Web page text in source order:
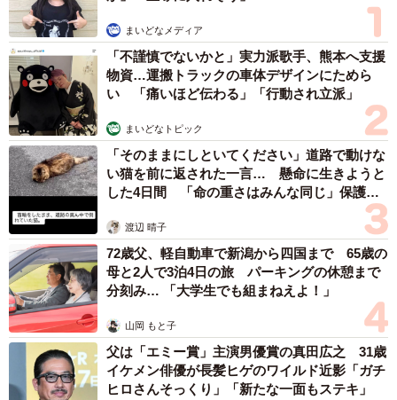
まいどなメディア
「不謹慎でないかと」実力派歌手、熊本へ支援
物資…運搬トラックの車体デザインにためら
い 「痛いほど伝わる」「行動され立派」
まいどなトピック
「そのままにしといてください」道路で動けな
い猫を前に返された一言… 懸命に生きようと
した4日間 「命の重さはみんな同じ」保護団
渡辺 晴子
72歳父、軽自動車で新潟から四国まで 65歳の
母と2人で3泊4日の旅 パーキングの休憩まで
分刻み… 「大学生でも組まねえよ！」
山岡 もと子
父は「エミー賞」主演男優賞の真田広之 31歳
イケメン俳優が長髪ヒゲのワイルド近影「ガチ
ヒロさんそっくり」「新たな一面もステキ」